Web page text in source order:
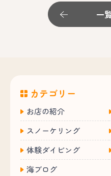
一
カテゴリー
お店の紹介
スノーケリング
体験ダイビング
海ブログ